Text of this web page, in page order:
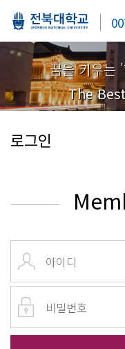
꿈을 키우는
The
로그인